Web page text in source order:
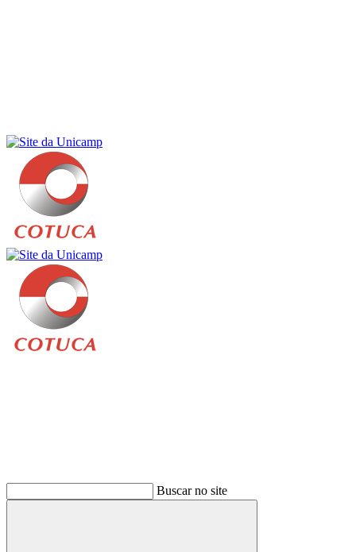
Buscar no site